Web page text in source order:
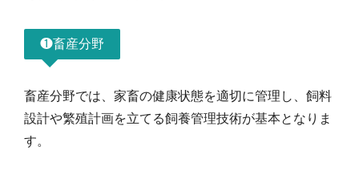
❶畜産分野
畜産分野では、家畜の健康状態を適切に管理し、飼料
設計や繁殖計画を立てる飼養管理技術が基本となりま
す。